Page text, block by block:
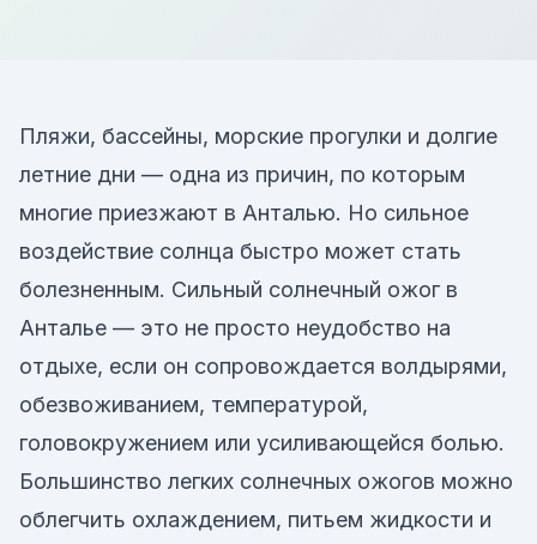
Пляжи, бассейны, морские прогулки и долгие
летние дни — одна из причин, по которым
многие приезжают в Анталью. Но сильное
воздействие солнца быстро может стать
болезненным. Сильный солнечный ожог в
Анталье — это не просто неудобство на
отдыхе, если он сопровождается волдырями,
обезвоживанием, температурой,
головокружением или усиливающейся болью.
Большинство легких солнечных ожогов можно
облегчить охлаждением, питьем жидкости и